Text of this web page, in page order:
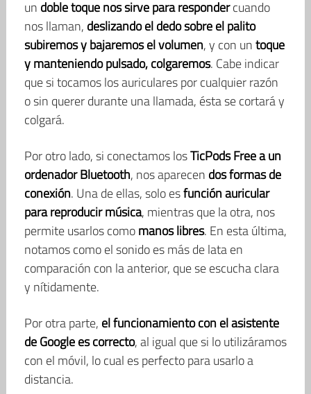
un doble toque nos sirve para respondercuando
nos llaman, deslizando el dedo sobre el palito
subiremos y bajaremos el volumen, y con untoque
y manteniendo pulsado, colgaremos. Cabe indicar
que si tocamos los auriculares por cualquier razón
o sin querer durante una llamada, ésta se cortará y
colgará.
Por otro lado, si conectamos losTicPods Free a un
ordenador Bluetooth, nos aparecen dos formas de
conexión. Una de ellas, solo esfunción auricular
para reproducir música, mientras que la otra, nos
permite usarlos comomanos libres. En esta última,
notamos como el sonido es más de lata en
comparación con la anterior, que se escucha clara
y nítidamente.
Por otra parte, el funcionamiento con el asistente
de Google es correcto, al igual que si lo utilizáramos
con el móvil, lo cual es perfecto para usarlo a
distancia.